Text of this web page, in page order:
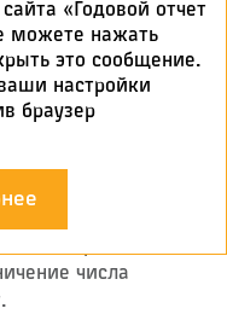
скоростного
состоялся
проездной»
сообщением
«Делового
дорожных
числа
«Годовой отчет
можете нажать
это сообщение.
настройки
браузер